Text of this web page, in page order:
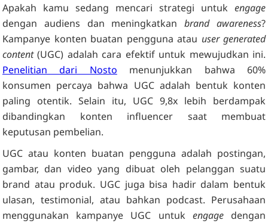
Apakah kamu sedang mencari strategi untuk engage
dengan audiens dan meningkatkanbrand awareness?
Kampanye konten buatan pengguna atau user generated
content(UGC) adalah cara efektif untuk mewujudkan ini.
Penelitian dari Nosto menunjukkan bahwa 60%
konsumen percaya bahwa UGC adalah bentuk konten
paling otentik. Selain itu, UGC 9,8x lebih berdampak
dibandingkan konten influencer saat membuat
keputusan pembelian.
UGC atau konten buatan pengguna adalah postingan,
gambar, dan video yang dibuat oleh pelanggan suatu
brand atau produk. UGC juga bisa hadir dalam bentuk
ulasan, testimonial, atau bahkan podcast. Perusahaan
menggunakan kampanye UGC untuk engagedengan